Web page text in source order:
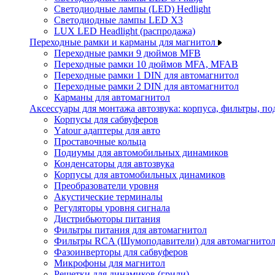
Светодиодные лампы (LED) Hedlight
Светодиодные лампы LED X3
LUX LED Headlight (распродажа)
Переходные рамки и карманы для магнитол
Переходные рамки 9 дюймов MFB
Переходные рамки 10 дюймов MFA, MFAB
Переходные рамки 1 DIN для автомагнитол
Переходные рамки 2 DIN для автомагнитол
Карманы для автомагнитол
Аксессуары для монтажа автозвука: корпуса, фильтры,
Корпусы для сабвуферов
Yаtour адаптеры для авто
Проставочные кольца
Подиумы для автомобильных динамиков
Конденсаторы для автозвука
Корпусы для автомобильных динамиков
Преобразователи уровня
Акустические терминалы
Регуляторы уровня сигнала
Дистрибьюторы питания
Фильтры питания для автомагнитол
Фильтры RCA (Шумоподавители) для автомагнитол
Фазоинверторы для сабвуферов
Микрофоны для магнитол